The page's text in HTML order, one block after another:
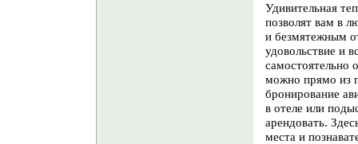
Удивительная
позволят вам в
и безмятежным
удовольствие и
самостоятельно
можно прямо из
бронирование
в отеле или
арендовать.
места и